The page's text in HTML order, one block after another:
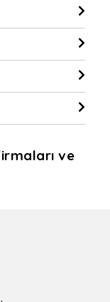
ve